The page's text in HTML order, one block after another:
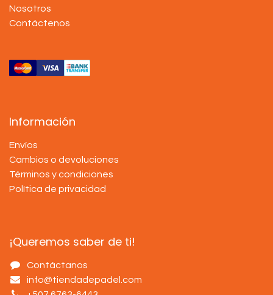
Nosotros
Contáctenos
Información
Envíos
Cambios o devoluciones
Términos y condiciones
Política de privacidad
¡Queremos saber de ti!
Contáctanos
info@tiendadepadel.com